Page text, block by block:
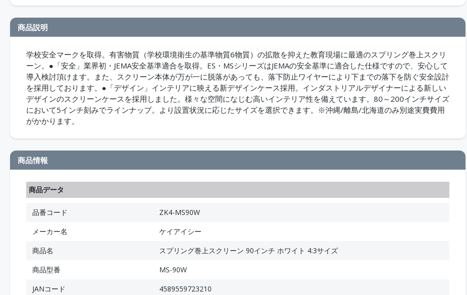
商品説明
学校安全マークを取得。有害物質（学校環境衛生の基準物質6物質）の拡散を抑えた教育現場に最適のスプリング巻上スクリ
ーン。●「安全」業界初・JEMA安全基準適合を取得。ES・MSシリーズはJEMAの安全基準に適合した仕様ですので、安心して
導入検討頂けます。また、スクリーン本体が万が一に脱落があっても、落下防止ワイヤーにより下までの落下を防ぐ安全設計
を採用しております。●「デザイン」インテリアに映える新デザインケース採用。インダストリアルデザイナーによる新しい
デザインのスクリーンケースを採用しました。様々な空間になじむ高いインテリア性を備えています。80～200インチサイズ
において5インチ刻みでラインナップ。より設置状況に応じたサイズを選択できます。※沖縄/離島/北海道のみ別途実費費用
がかかります。
商品情報
商品データ
品番コード
ZK4-MS90W
メーカー名
ケイアイシー
商品名
スプリング巻上スクリーン 90インチ ホワイト 4:3サイズ
商品型番
MS-90W
JANコード
4589559723210